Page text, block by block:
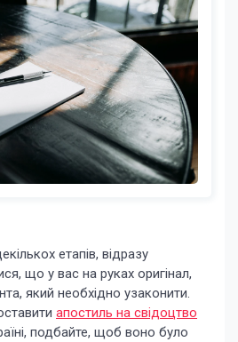
етапів, відразу
що у вас на руках оригінал,
який необхідно узаконити.
апостиль на свідоцтво
подбайте, щоб воно було